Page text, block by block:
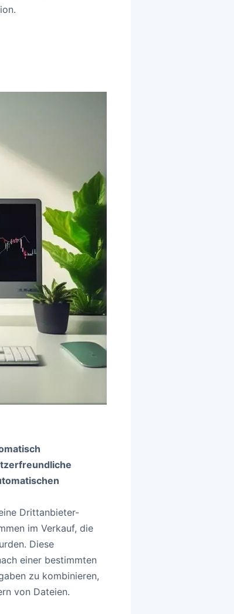
Drittanbieter-
im Verkauf, die
Diese
einer bestimmten
zu kombinieren,
von Dateien.